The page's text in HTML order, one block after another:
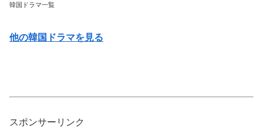
韓国ドラマ一覧
他の韓国ドラマを見る
スポンサーリンク